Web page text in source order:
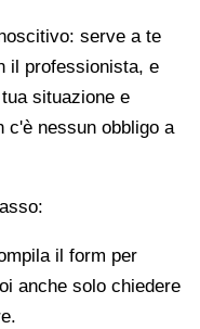
serve a te
il professionista, e
situazione e
c'è nessun obbligo a
il form per
anche solo chiedere